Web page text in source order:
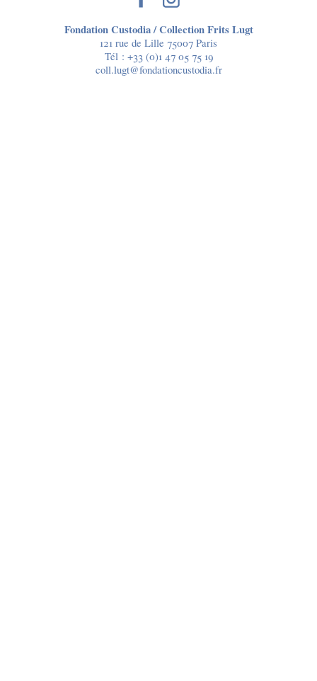
Fondation Custodia / Collection Frits Lugt
121 rue de Lille 75007 Paris
Tél : +33 (0)1 47 05 75 19
coll.lugt@fondationcustodia.fr